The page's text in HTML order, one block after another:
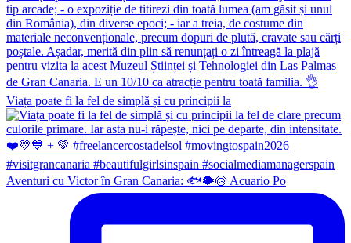
Viața poate fi la fel de simplă și cu principii la
Aventuri cu Victor în Gran Canaria: 🐟🐡🍥 Acuario Po